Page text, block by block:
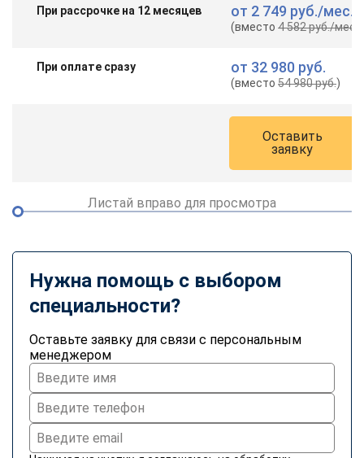
При рассрочке на 12 месяцев от 2 749 руб./мес.
(вместо4 582 руб./мес.
При оплате сразу от 32 980 руб.
(вместо54 980 руб.)
Оставить
заявку
Листай вправо для просмотра
Нужна помощь с выбором
специальности?
Оставьте заявку для связи с персональным
менеджером